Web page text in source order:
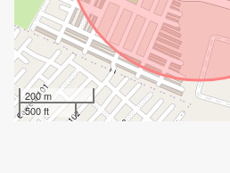
200 m
500 ft